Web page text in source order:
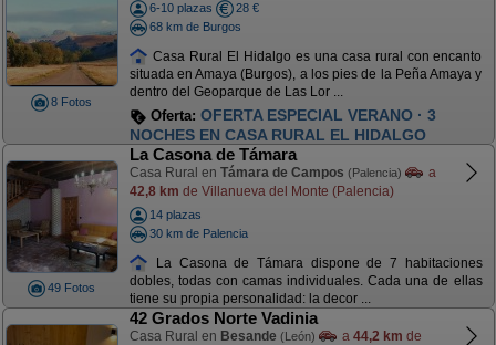
8 Fotos
6-10 plazas
28 €
68 km de Burgos
Casa Rural El Hidalgo es una casa rural con encanto
situada en Amaya (Burgos), a los pies de la Peña Amaya y
dentro del Geoparque de Las Lor ...
Oferta: OFERTA ESPECIAL VERANO · 3
NOCHES EN CASA RURAL EL HIDALGO
49 Fotos
La Casona de Támara
Casa Rural en Támara de Campos (Palencia)
a
42,8 km de Villanueva del Monte (Palencia)
14 plazas
30 km de Palencia
La Casona de Támara dispone de 7 habitaciones
dobles, todas con camas individuales. Cada una de ellas
tiene su propia personalidad: la decor ...
42 Grados Norte Vadinia
Casa Rural en Besande (León) a 44,2 km de